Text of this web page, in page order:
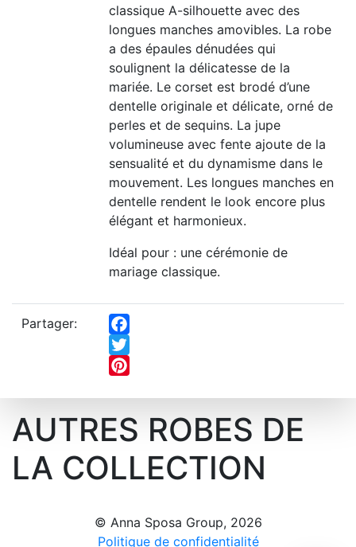
classique A-silhouette avec des
longues manches amovibles. La robe
a des épaules dénudées qui
soulignent la délicatesse de la
mariée. Le corset est brodé d’une
dentelle originale et délicate, orné de
perles et de sequins. La jupe
volumineuse avec fente ajoute de la
sensualité et du dynamisme dans le
mouvement. Les longues manches en
dentelle rendent le look encore plus
élégant et harmonieux.
Idéal pour : une cérémonie de
mariage classique.
Partager:
Facebook
Twitter
AUTRES ROBES DE
LA COLLECTION
© Anna Sposa Group, 2026
Politique de confidentialité